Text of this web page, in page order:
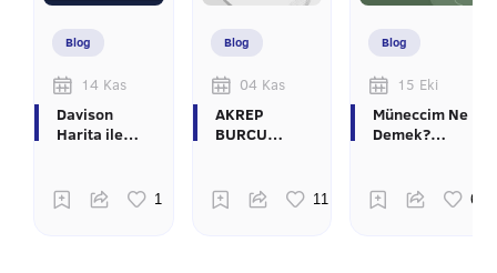
Blog
14 Kas
Davison
Harita ile
Blog
04 Kas
AKREP
BURCU
Blog
15 Eki
Müneccim Ne
Demek?